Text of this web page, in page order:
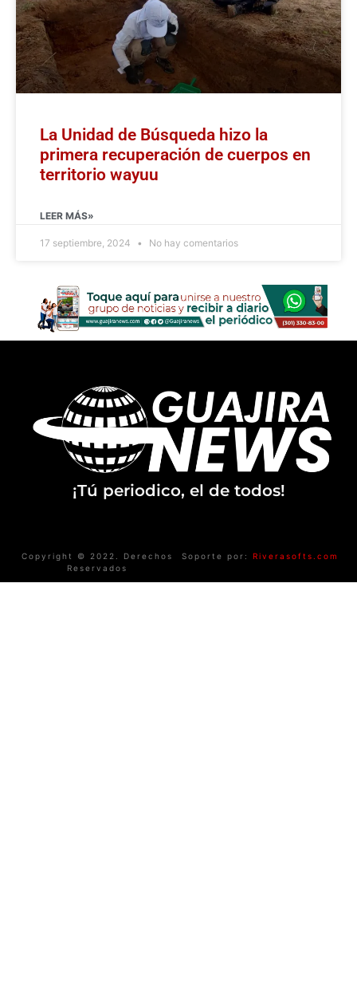
La Unidad de Búsqueda hizo la
primera recuperación de cuerpos en
territorio wayuu
LEER MÁS»
17 septiembre, 2024 No hay comentarios
¡Tú periodico, el de todos!
Copyright © 2022. Derechos
Reservados
Soporte por: Riverasofts.com